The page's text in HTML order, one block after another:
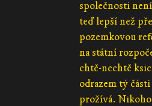
společnosti
teď lepší než
pozemkovou
na státní
chtě-nechtě
odrazem tý
prožívá.